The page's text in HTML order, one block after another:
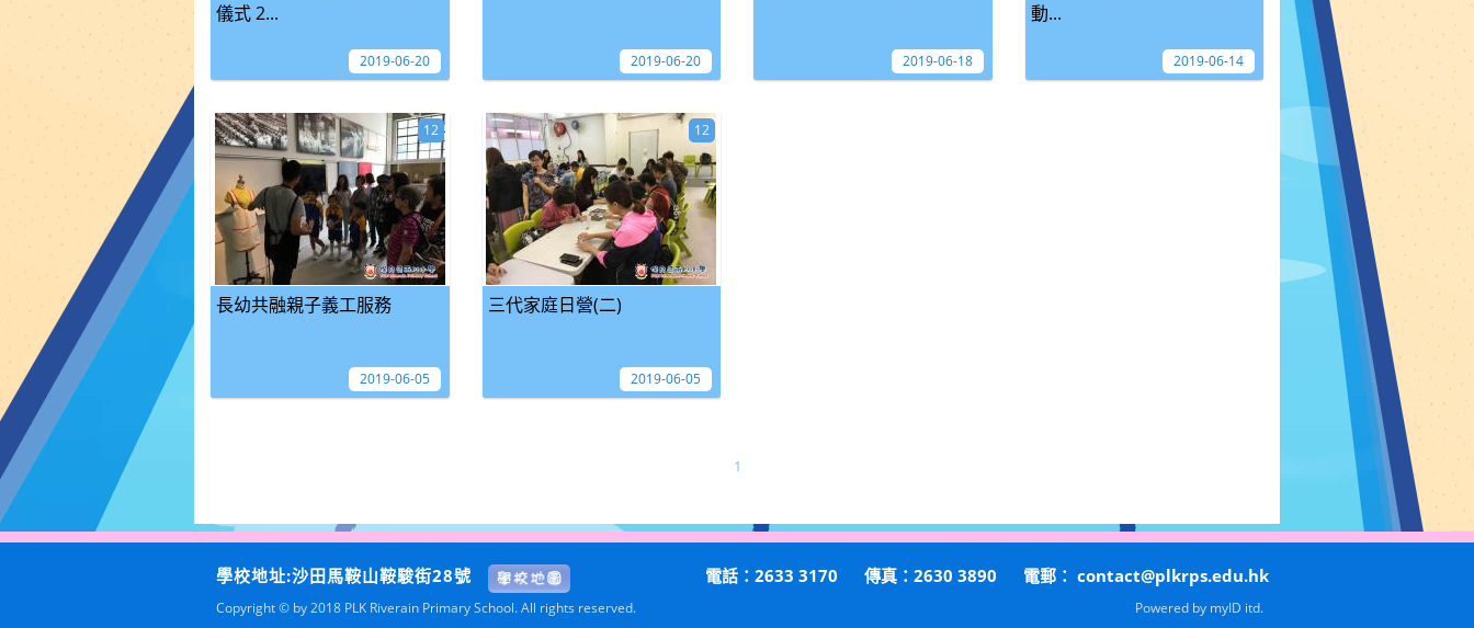
儀式 2...
2019-06-20 2019-06-20 2019-06-18
動...
2019-06-14
長幼共融親子義工服務
12
2019-06-05
三代家庭日營(二)
12
2019-06-05
1
學校地址:沙田馬鞍山鞍駿街28號 電話：2633 3170 傳真：2630 3890 電郵： contact@plkrps.edu.hk
Copyright © by 2018 PLK Riverain Primary School. All rights reserved. Powered by myID itd.